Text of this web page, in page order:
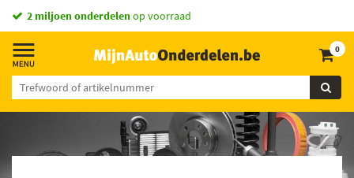
Vandaag besteld,morgen in huis *
0